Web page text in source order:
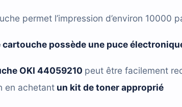
permet l’impression d’environ 10000
cartouche possède une puce
OKI 44059210 peut être facilement
en achetant un kit de toner approprié